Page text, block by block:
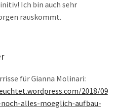
Ich bin auch sehr
rauskommt.
für Gianna Molinari:
2018/09/
alles-moeglich-aufbau-